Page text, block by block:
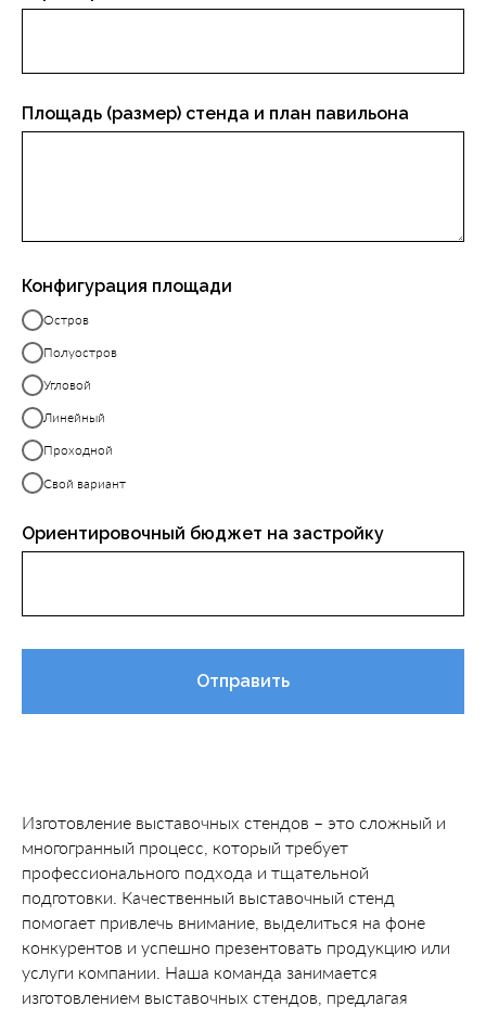
Площадь (размер) стенда и план павильона
Конфигурация площади
Остров
Полуостров
Угловой
Линейный
Проходной
Свой вариант
Ориентировочный бюджет на застройку
Отправить
Изготовление выставочных стендов – это сложный и
многогранный процесс, который требует
профессионального подхода и тщательной
подготовки. Качественный выставочный стенд
помогает привлечь внимание, выделиться на фоне
конкурентов и успешно презентовать продукцию или
услуги компании. Наша команда занимается
изготовлением выставочных стендов, предлагая